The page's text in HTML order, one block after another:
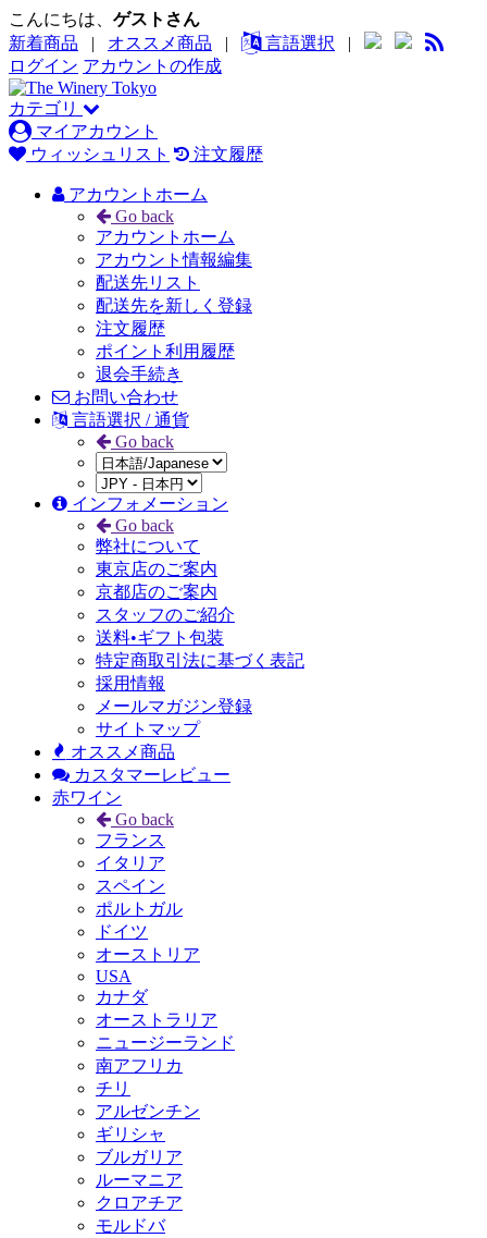
こんにちは、 ゲストさん
新着商品 | オススメ商品 | 言語選択 |
ログイン アカウントの作成
カテゴリ
マイアカウント
ウィッシュリスト
注文履歴
アカウントホーム
Go back
アカウントホーム
アカウント情報編集
配送先リスト
配送先を新しく登録
注文履歴
ポイント利用履歴
退会手続き
お問い合わせ
言語選択 / 通貨
Go back
インフォメーション
Go back
弊社について
東京店のご案内
京都店のご案内
スタッフのご紹介
送料•ギフト包装
特定商取引法に基づく表記
採用情報
メールマガジン登録
サイトマップ
オススメ商品
カスタマーレビュー
赤ワイン
Go back
フランス
イタリア
スペイン
ポルトガル
ドイツ
オーストリア
USA
カナダ
オーストラリア
ニュージーランド
南アフリカ
チリ
アルゼンチン
ギリシャ
ブルガリア
ルーマニア
クロアチア
モルドバ